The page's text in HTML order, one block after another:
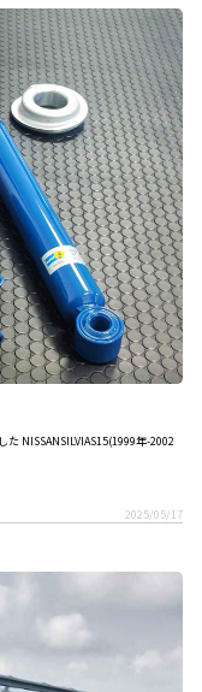
NISSANSILVIAS15(1999年-2002
2025/05/17